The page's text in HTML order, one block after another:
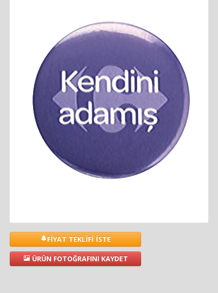
FİYAT TEKLİFİ İSTE
ÜRÜN FOTOĞRAFINI KAYDET